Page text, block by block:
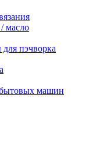
масло
пэчворка
машин